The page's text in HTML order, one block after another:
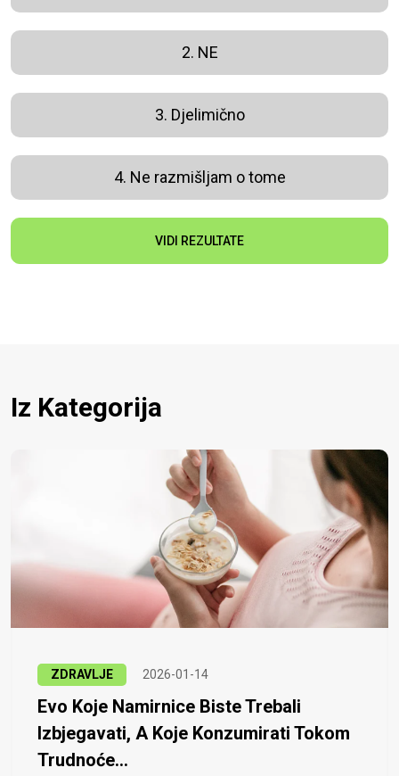
2. NE
3. Djelimično
4. Ne razmišljam o tome
VIDI REZULTATE
Iz Kategorija
ZDRAVLJE 2026-01-14
Evo Koje Namirnice Biste Trebali
Izbjegavati, A Koje Konzumirati Tokom
Trudnoće...